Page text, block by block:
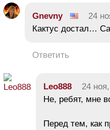
Gnevny 24
Кактус достал…
Ответить
Leo888 24
Не, ребят, мне
Перед тем, как